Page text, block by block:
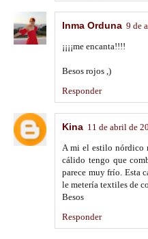
Inma Orduna 9 de
¡¡¡¡me encanta!!!!
Besos rojos ,)
Responder
Kina 11 de abril de
A mi el estilo nórdico
cálido tengo que
parece muy frío. Esta
le metería textiles de
Besos
Responder